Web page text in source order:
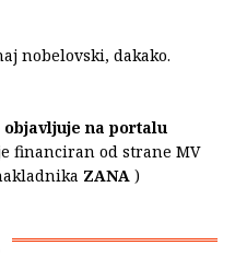
nobelovski, dakako.
na portalu
financiran od strane MV
ZANA )